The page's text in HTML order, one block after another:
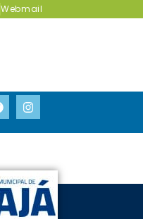
Webmail